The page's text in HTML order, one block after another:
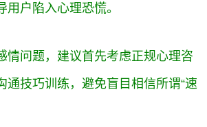
用户陷入心理恐慌。
情问题，建议首先考虑正规心理咨
通技巧训练，避免盲目相信所谓“速